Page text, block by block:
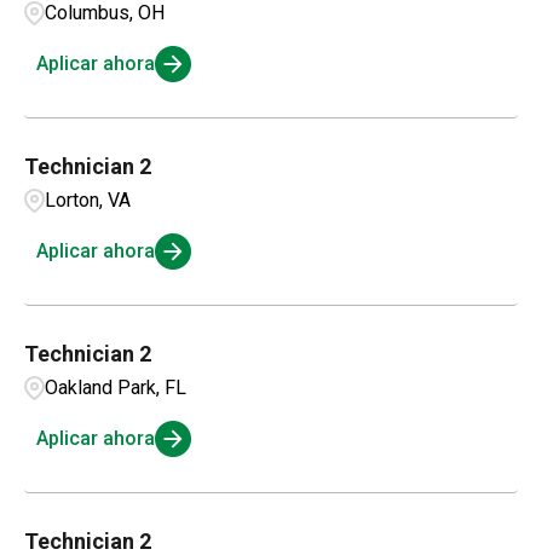
Columbus, OH
Aplicar ahora
Technician 2
Lorton, VA
Aplicar ahora
Technician 2
Oakland Park, FL
Aplicar ahora
Technician 2